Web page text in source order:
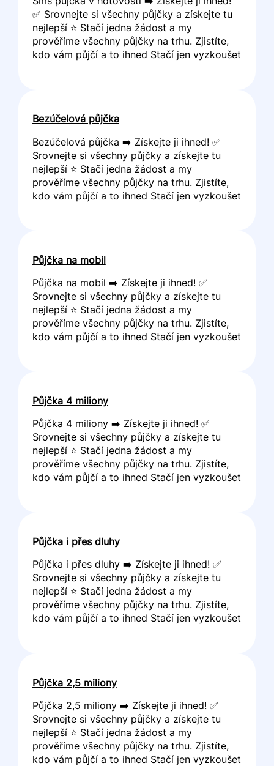
✅ Srovnejte si všechny půjčky a získejte tu
nejlepší ⭐ Stačí jedna žádost a my
prověříme všechny půjčky na trhu. Zjistíte,
kdo vám půjčí a to ihned Stačí jen vyzkoušet
Bezúčelová půjčka
Bezúčelová půjčka ➡️ Získejte ji ihned! ✅
Srovnejte si všechny půjčky a získejte tu
nejlepší ⭐ Stačí jedna žádost a my
prověříme všechny půjčky na trhu. Zjistíte,
kdo vám půjčí a to ihned Stačí jen vyzkoušet
Půjčka na mobil
Půjčka na mobil ➡️ Získejte ji ihned! ✅
Srovnejte si všechny půjčky a získejte tu
nejlepší ⭐ Stačí jedna žádost a my
prověříme všechny půjčky na trhu. Zjistíte,
kdo vám půjčí a to ihned Stačí jen vyzkoušet
Půjčka 4 miliony
Půjčka 4 miliony ➡️ Získejte ji ihned! ✅
Srovnejte si všechny půjčky a získejte tu
nejlepší ⭐ Stačí jedna žádost a my
prověříme všechny půjčky na trhu. Zjistíte,
kdo vám půjčí a to ihned Stačí jen vyzkoušet
Půjčka i přes dluhy
Půjčka i přes dluhy ➡️ Získejte ji ihned! ✅
Srovnejte si všechny půjčky a získejte tu
nejlepší ⭐ Stačí jedna žádost a my
prověříme všechny půjčky na trhu. Zjistíte,
kdo vám půjčí a to ihned Stačí jen vyzkoušet
Půjčka 2,5 miliony
Půjčka 2,5 miliony ➡️ Získejte ji ihned! ✅
Srovnejte si všechny půjčky a získejte tu
nejlepší ⭐ Stačí jedna žádost a my
prověříme všechny půjčky na trhu. Zjistíte,
kdo vám půjčí a to ihned Stačí jen vyzkoušet